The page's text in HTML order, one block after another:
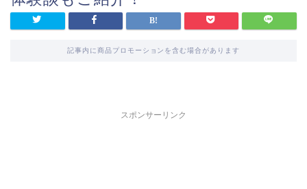
記事内に商品プロモーションを含む場合があります
スポンサーリンク